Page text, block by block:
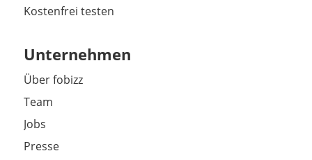
Kostenfrei testen
Unternehmen
Über fobizz
Team
Jobs
Presse